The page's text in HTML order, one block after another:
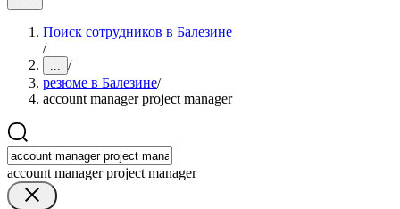
Поиск сотрудников в Балезине
/
... /
резюме в Балезине/
account manager project manager
account manager project manager